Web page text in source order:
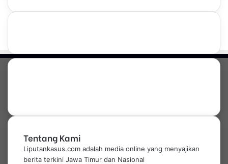
a
a
n
a
Tentang Kami
Liputankasus.com adalah media online yang menyajikan
berita terkini Jawa Timur dan Nasional